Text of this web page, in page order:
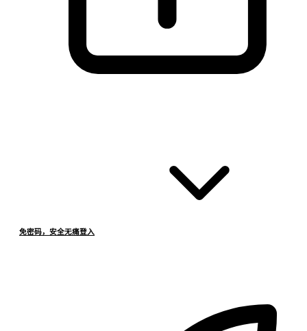
免密码，安全无痛登入